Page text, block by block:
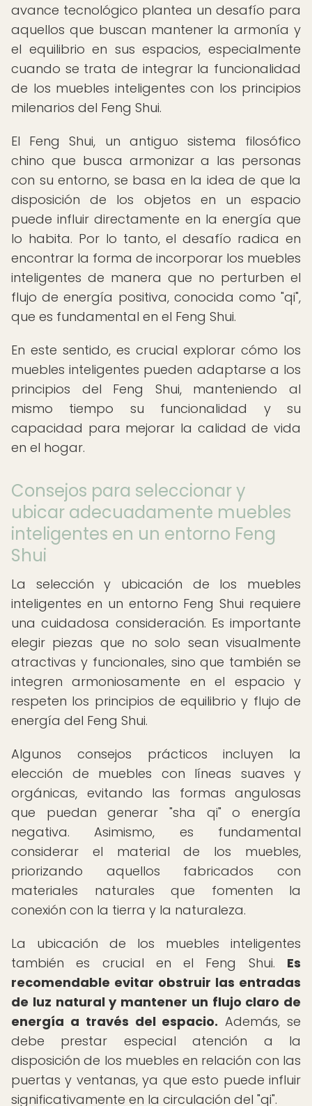
avance tecnológico plantea un desafío para
aquellos que buscan mantener la armonía y
el equilibrio en sus espacios, especialmente
cuando se trata de integrar la funcionalidad
de los muebles inteligentes con los principios
milenarios del Feng Shui.
El Feng Shui, un antiguo sistema filosófico
chino que busca armonizar a las personas
con su entorno, se basa en la idea de que la
disposición de los objetos en un espacio
puede influir directamente en la energía que
lo habita. Por lo tanto, el desafío radica en
encontrar la forma de incorporar los muebles
inteligentes de manera que no perturben el
flujo de energía positiva, conocida como "qi",
que es fundamental en el Feng Shui.
En este sentido, es crucial explorar cómo los
muebles inteligentes pueden adaptarse a los
principios del Feng Shui, manteniendo al
mismo tiempo su funcionalidad y su
capacidad para mejorar la calidad de vida
en el hogar.
Consejos para seleccionar y
ubicar adecuadamente muebles
inteligentes en un entorno Feng
Shui
La selección y ubicación de los muebles
inteligentes en un entorno Feng Shui requiere
una cuidadosa consideración. Es importante
elegir piezas que no solo sean visualmente
atractivas y funcionales, sino que también se
integren armoniosamente en el espacio y
respeten los principios de equilibrio y flujo de
energía del Feng Shui.
Algunos consejos prácticos incluyen la
elección de muebles con líneas suaves y
orgánicas, evitando las formas angulosas
que puedan generar "sha qi" o energía
negativa. Asimismo, es fundamental
considerar el material de los muebles,
priorizando aquellos fabricados con
materiales naturales que fomenten la
conexión con la tierra y la naturaleza.
La ubicación de los muebles inteligentes
también es crucial en el Feng Shui. Es
recomendable evitar obstruir las entradas
de luz natural y mantener un flujo claro de
energía a través del espacio. Además, se
debe prestar especial atención a la
disposición de los muebles en relación con las
puertas y ventanas, ya que esto puede influir
significativamente en la circulación del "qi".